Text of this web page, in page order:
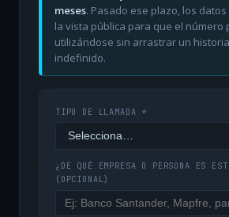
meses. Pasado ese plazo, los
la vista pública para que el número
utilizándose sin arrastrar un
indefinido.
TIPO DE LLAMADA *
¿DE QUÉ EMPRESA O PERSONA ES
(OPCIONAL)